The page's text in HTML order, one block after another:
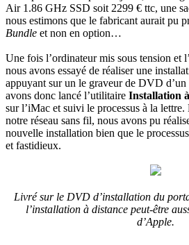
Air 1.86 GHz SSD soit 2299 € ttc, une
nous estimons que le fabricant aurait pu
Bundle et non en option…
Une fois l’ordinateur mis sous tension et
nous avons essayé de réaliser une
appuyant sur un le graveur de DVD
avons donc lancé l’utilitaire Installation
sur l’iMac et suivi le processus à la
notre réseau sans fil, nous avons pu
nouvelle installation bien que le
et fastidieux.
Livré sur le DVD d’installation du
l’installation à distance peut-être
d’Apple.